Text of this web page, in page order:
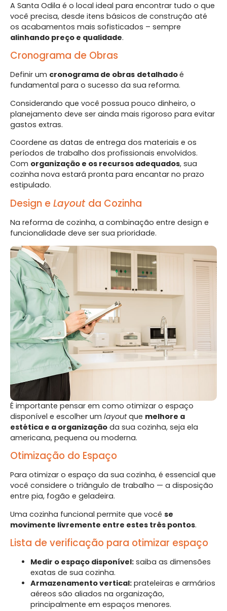
A Santa Odila é o local ideal para encontrar tudo o que
você precisa, desde itens básicos de construção até
os acabamentos mais sofisticados – sempre
alinhando preço e qualidade.
Cronograma de Obras
Definir um cronograma de obras detalhadoé
fundamental para o sucesso da sua reforma.
Considerando que você possua pouco dinheiro, o
planejamento deve ser ainda mais rigoroso para evitar
gastos extras.
Coordene as datas de entrega dos materiais e os
períodos de trabalho dos profissionais envolvidos.
Com organização e os recursos adequados, sua
cozinha nova estará pronta para encantar no prazo
estipulado.
Design eLayout da Cozinha
Na reforma de cozinha, a combinação entre design e
funcionalidade deve ser sua prioridade.
É importante pensar em como otimizar o espaço
disponível e escolher um layoutque melhore a
estética e a organização da sua cozinha, seja ela
americana, pequena ou moderna.
Otimização do Espaço
Para otimizar o espaço da sua cozinha, é essencial que
você considere o triângulo de trabalho — a disposição
entre pia, fogão e geladeira.
Uma cozinha funcional permite que você se
movimente livremente entre estes três pontos.
Lista de verificação para otimizar espaço
Medir o espaço disponível: saiba as dimensões
exatas de sua cozinha.
Armazenamento vertical: prateleiras e armários
aéreos são aliados na organização,
principalmente em espaços menores.